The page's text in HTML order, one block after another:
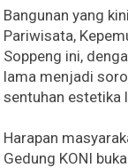
Bangunan yang
Pariwisata,
Soppeng ini,
lama menjadi
sentuhan estetika
Harapan
Gedung KONI